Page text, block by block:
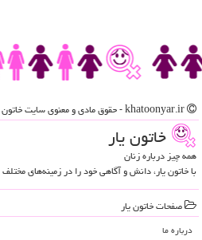
خاتون یار
همه چیز درباره زنان
با خاتون یار، دانش و آگاهی خود را در زمینه‌های
صفحات خاتون یار
درباره ما